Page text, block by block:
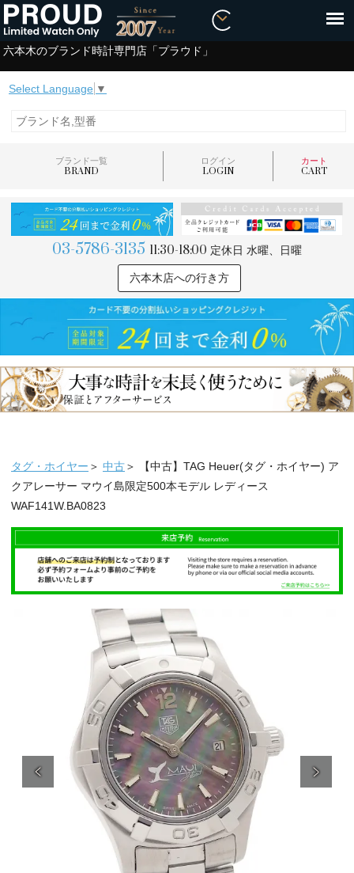
六本木のブランド時計専門店「プラウド」
Select Language ▼
ブランド一覧
BRAND
ログイン
LOGIN
カート
CART
03-5786-3135 11:30-18:00 定休日 水曜、日曜
六本木店への行き方
タグ・ホイヤー ＞ 中古＞ 【中古】TAG Heuer(タグ・ホイヤー) ア
クアレーサー マウイ島限定500本モデル レディース
WAF141W.BA0823